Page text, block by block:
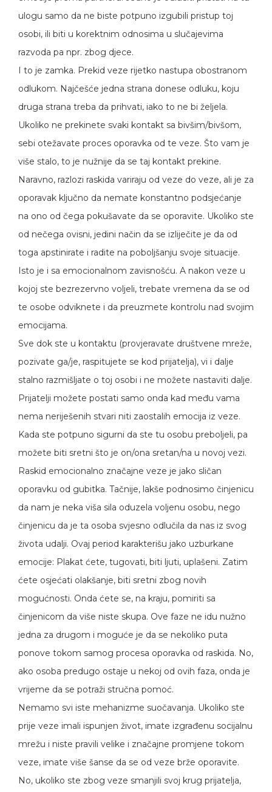
ulogu samo da ne biste potpuno izgubili pristup toj
osobi, ili biti u korektnim odnosima u slučajevima
razvoda pa npr. zbog djece.
I to je zamka. Prekid veze rijetko nastupa obostranom
odlukom. Najčešće jedna strana donese odluku, koju
druga strana treba da prihvati, iako to ne bi željela.
Ukoliko ne prekinete svaki kontakt sa bivšim/bivšom,
sebi otežavate proces oporavka od te veze. Što vam je
više stalo, to je nužnije da se taj kontakt prekine.
Naravno, razlozi raskida variraju od veze do veze, ali je za
oporavak ključno da nemate konstantno podsjećanje
na ono od čega pokušavate da se oporavite. Ukoliko ste
od nečega ovisni, jedini način da se izliječite je da od
toga apstinirate i radite na poboljšanju svoje situacije.
Isto je i sa emocionalnom zavisnošću. A nakon veze u
kojoj ste bezrezervno voljeli, trebate vremena da se od
te osobe odviknete i da preuzmete kontrolu nad svojim
emocijama.
Sve dok ste u kontaktu (provjeravate društvene mreže,
pozivate ga/je, raspitujete se kod prijatelja), vi i dalje
stalno razmišljate o toj osobi i ne možete nastaviti dalje.
Prijatelji možete postati samo onda kad među vama
nema neriješenih stvari niti zaostalih emocija iz veze.
Kada ste potpuno sigurni da ste tu osobu preboljeli, pa
možete biti sretni što je on/ona sretan/na u novoj vezi.
Raskid emocionalno značajne veze je jako sličan
oporavku od gubitka. Tačnije, lakše podnosimo činjenicu
da nam je neka viša sila oduzela voljenu osobu, nego
činjenicu da je ta osoba svjesno odlučila da nas iz svog
života udalji. Ovaj period karakterišu jako uzburkane
emocije: Plakat ćete, tugovati, biti ljuti, uplašeni. Zatim
ćete osjećati olakšanje, biti sretni zbog novih
mogućnosti. Onda ćete se, na kraju, pomiriti sa
činjenicom da više niste skupa. Ove faze ne idu nužno
jedna za drugom i moguće je da se nekoliko puta
ponove tokom samog procesa oporavka od raskida. No,
ako osoba predugo ostaje u nekoj od ovih faza, onda je
vrijeme da se potraži stručna pomoć.
Nemamo svi iste mehanizme suočavanja. Ukoliko ste
prije veze imali ispunjen život, imate izgrađenu socijalnu
mrežu i niste pravili velike i značajne promjene tokom
veze, imate više šanse da se od veze brže oporavite.
No, ukoliko ste zbog veze smanjili svoj krug prijatelja,